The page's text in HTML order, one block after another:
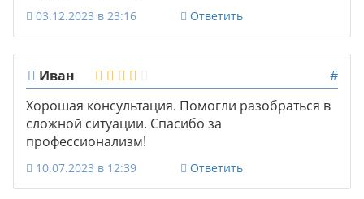
03.12.2023 в 23:16 Ответить
Иван
#
Хорошая консультация. Помогли разобраться в
сложной ситуации. Спасибо за
профессионализм!
10.07.2023 в 12:39 Ответить